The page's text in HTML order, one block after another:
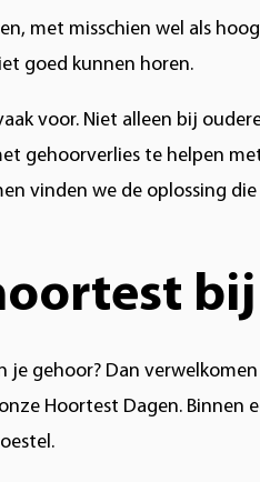
met misschien wel als
goed kunnen horen.
voor. Niet alleen bij
gehoorverlies te helpen
vinden we de oplossing
je gehoor? Dan
Hoortest Dagen.